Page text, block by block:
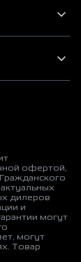
офертой,
дилеров
и
могут
могут
Товар